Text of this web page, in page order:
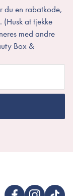
du en rabatkode,
at tjekke
med andre
Box &